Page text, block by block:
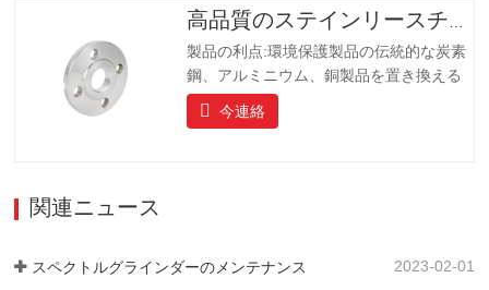
理想的な選択肢です。
製品の利点:環境保護製品の伝統的な炭素
鋼、アルミニウム、銅製品を置き換える
ことです、製品は長寿命を持っています
長寿命、美しい外観、耐酸性および耐ア
今連絡
関連ニュース
スペクトルグラインダーのメンテナンス 2023-02-01